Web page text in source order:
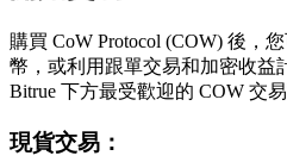
購買 CoW Protocol (COW) 後，
幣，或利用跟單交易和加密收益
Bitrue 下方最受歡迎的 COW 交易
現貨交易 ：